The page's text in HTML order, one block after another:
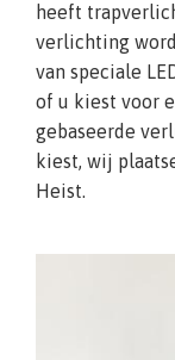
heeft
verlichting
van speciale
of u kiest voor
gebaseerde
kiest, wij
Heist.